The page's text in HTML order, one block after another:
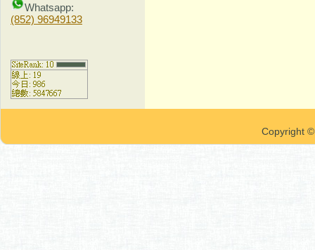
Whatsapp:
(852) 96949133
Copyright